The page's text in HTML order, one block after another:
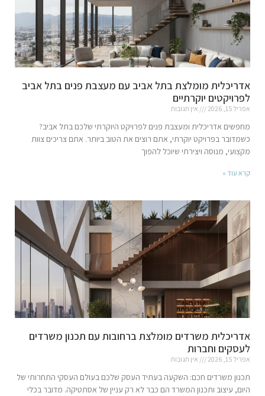
אדריכלית מומלצת בתל אביב עם מעצבת פנים בתל אביב
לפרויקטים יוקרתיים
אפריל 15, 2026 אין תגובות
מחפשים אדריכלית ומעצבת פנים לפרויקט היוקרתי שלכם בתל אביב?
כשמדובר בפרויקט יוקרתי, אתם רוצים את הטוב ביותר. אתם צריכים צוות
מקצועי, מנוסה ויצירתי שיוכל להפוך
קרא עוד »
אדריכלית משרדים מומלצת ברחובות עם תכנון משרדים
לעסקים וחברות
אפריל 15, 2026 אין תגובות
תכנון משרדים חכם: השקעה בעתיד העסק שלכם בעולם העסקי התחרותי של
היום, עיצוב ותכנון המשרד הם כבר לא רק עניין של אסתטיקה. מדובר בכלי